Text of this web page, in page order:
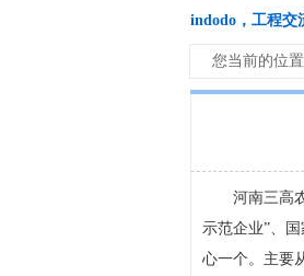
indodo，工程交
您当前的位
河南三高
示范企业”、
心一个。主要